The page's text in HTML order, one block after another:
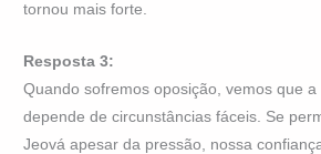
tornou mais forte.
Resposta 3:
Quando sofremos oposição, vemos que a
depende de circunstâncias fáceis. Se
Jeová apesar da pressão, nossa